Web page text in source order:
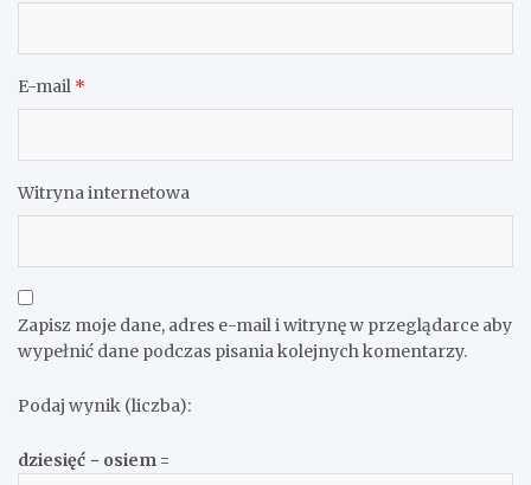
E-mail *
Witryna internetowa
Zapisz moje dane, adres e-mail i witrynę w przeglądarce aby
wypełnić dane podczas pisania kolejnych komentarzy.
Podaj wynik (liczba):
dziesięć − osiem =